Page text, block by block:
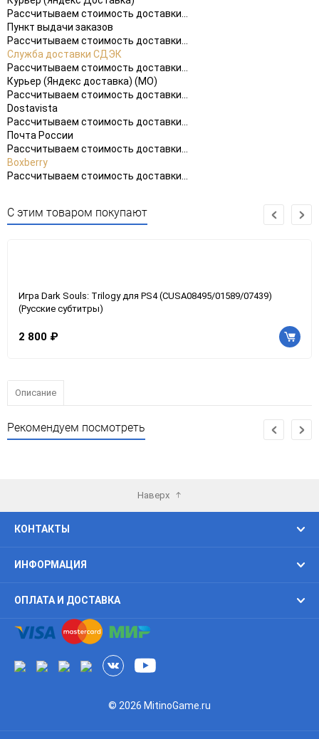
Рассчитываем стоимость доставки...
Пункт выдачи заказов
Рассчитываем стоимость доставки...
Служба доставки СДЭК
Рассчитываем стоимость доставки...
Курьер (Яндекс доставка) (МО)
Рассчитываем стоимость доставки...
Dostavista
Рассчитываем стоимость доставки...
Почта России
Рассчитываем стоимость доставки...
Boxberry
Рассчитываем стоимость доставки...
С этим товаром покупают
Игра Dark Souls: Trilogy для PS4 (CUSA08495/01589/07439)
(Русские субтитры)
2 800 ₽
Описание
Рекомендуем посмотреть
Наверх
КОНТАКТЫ
ИНФОРМАЦИЯ
ОПЛАТА И ДОСТАВКА
© 2026 MitinoGame.ru